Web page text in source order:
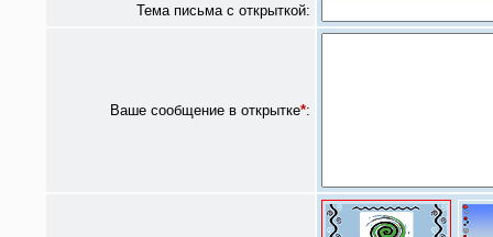
Тема письма с открыткой:
Ваше сообщение в открытке*: